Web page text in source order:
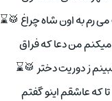
رم به اون شاه چراغ 🥁⌛
میکنم من دعا که فراق
ز دوریت دختر 🥁⌛
تا که عاشقم اینو گفتم